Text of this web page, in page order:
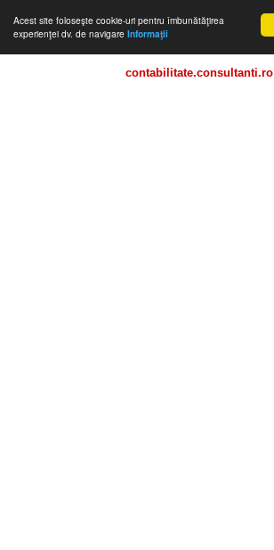
Acest site foloseşte cookie-uri pentru îmbunătăţirea
experienţei dv. de navigare Informaţii
contabilitate.consultanti.ro